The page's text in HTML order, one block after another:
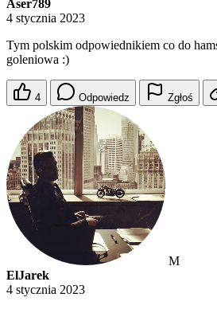
Aser789
4 stycznia 2023
Tym polskim odpowiednikiem co do
goleniowa :)
4 Odpowiedz Zgłoś
M
ElJarek
4 stycznia 2023